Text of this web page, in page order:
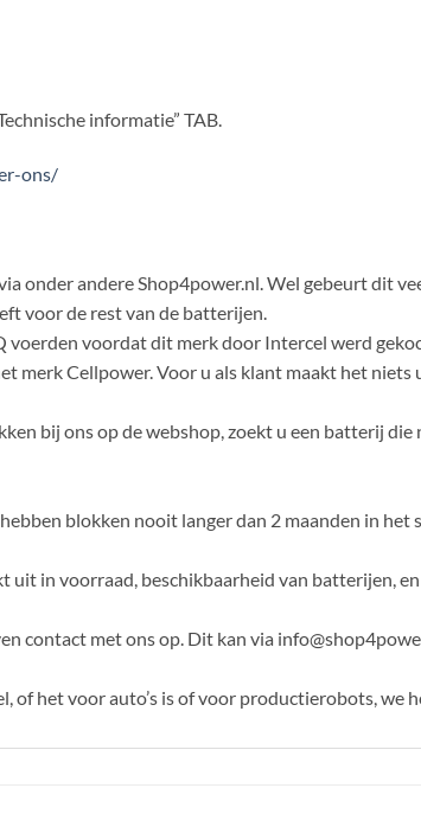
informatie” TAB.
ons/
onder andere Shop4power.nl. Wel gebeurt dit
voor de rest van de batterijen.
voordat dit merk door Intercel werd
merk Cellpower. Voor u als klant maakt het
bij ons op de webshop, zoekt u een batterij
blokken nooit langer dan 2 maanden in het
in voorraad, beschikbaarheid van batterijen,
contact met ons op. Dit kan via
het voor auto’s is of voor productierobots, we